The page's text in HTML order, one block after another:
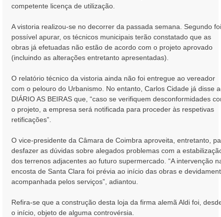
competente licença de utilização.
A vistoria realizou-se no decorrer da passada semana. Segundo foi
possível apurar, os técnicos municipais terão constatado que as
obras já efetuadas não estão de acordo com o projeto aprovado
(incluindo as alterações entretanto apresentadas).
O relatório técnico da vistoria ainda não foi entregue ao vereador
com o pelouro do Urbanismo. No entanto, Carlos Cidade já disse
DIÁRIO AS BEIRAS que, “caso se verifiquem desconformidades
o projeto, a empresa será notificada para proceder às respetivas
retificações”.
O vice-presidente da Câmara de Coimbra aproveita, entretanto,
desfazer as dúvidas sobre alegados problemas com a
dos terrenos adjacentes ao futuro supermercado. “A intervenção
encosta de Santa Clara foi prévia ao início das obras e
acompanhada pelos serviços”, adiantou.
Refira-se que a construção desta loja da firma alemã Aldi foi,
o início, objeto de alguma controvérsia.